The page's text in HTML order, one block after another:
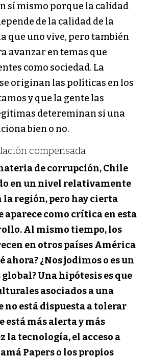
sí mismo porque la calidad
de la calidad de la
que uno vive, pero también
avanzar en temas que
como sociedad. La
originan las políticas en los
y que la gente las
detereminan si una
bien o no.
compensada
de corrupción, Chile
en un nivel relativamente
la región, pero hay cierta
aparece como crítica en esta
Al mismo tiempo, los
en otros países América
ahora? ¿Nos jodimos o es un
Una hipótesis es que
asociados a una
no está dispuesta a tolerar
está más alerta y más
la tecnología, el acceso a
Papers o los propios